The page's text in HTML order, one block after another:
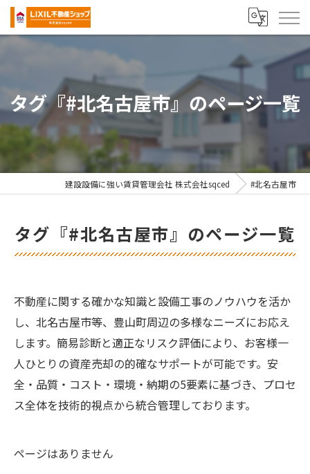
タグ『#北名古屋市』のページ一覧
建設設備に強い賃貸管理会社 株式会社sqced #北名古屋市
タグ『#北名古屋市』のページ一覧
不動産に関する確かな知識と設備工事のノウハウを活か
し、北名古屋市等、豊山町周辺の多様なニーズにお応え
します。簡易診断と適正なリスク評価により、お客様一
人ひとりの資産売却の的確なサポートが可能です。安
全・品質・コスト・環境・納期の5要素に基づき、プロセ
ス全体を技術的視点から統合管理しております。
ページはありません